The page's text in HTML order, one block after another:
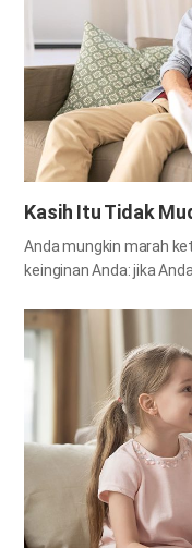
faktor yang
ini lebih
mengonsumsi
melakukan
membeli apa pun yang
buku yang
yang terkait dengan
Mengapa banyak orang
investasi besar-besaran
Kasih Itu Tidak
Anda mungkin marah
keinginan Anda: jika
sepatu baru. Namun,
oleh hubungan
darah Anda
marah, mata Anda
cepat, dan tekanan
dengan mudah
mengabaikan orang
dengan prasangka
situasinya dan bahkan
masalah menjadi